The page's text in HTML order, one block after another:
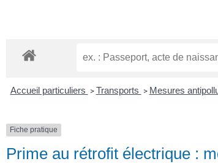
Accueil particuliers > Transports > Mesures
Fiche pratique
Prime au rétrofit électrique :